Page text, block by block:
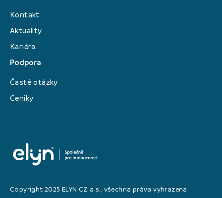
Kontakt
Aktuality
Kariéra
Podpora
Časté otázky
Ceníky
Copyright 2025 ELYN CZ a.s., všechna práva vyhrazena